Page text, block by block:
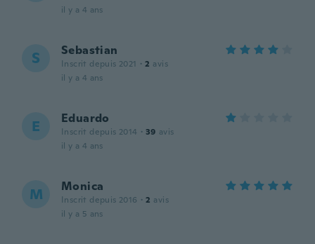
il y a 4 ans
S Sebastian
Inscrit depuis 2021 · 2 avis
il y a 4 ans
E Eduardo
Inscrit depuis 2014 · 39 avis
il y a 4 ans
M Monica
Inscrit depuis 2016 · 2 avis
il y a 5 ans